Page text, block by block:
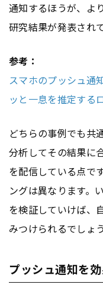
通知するほうが、よ
研究結果が発表され
参考：
スマホのプッシュ通
ッと一息を推定する
どちらの事例でも共
分析してその結果に
を配信している点で
ングは異なります。
を検証していけば、
みつけられるでしょう
プッシュ通知を